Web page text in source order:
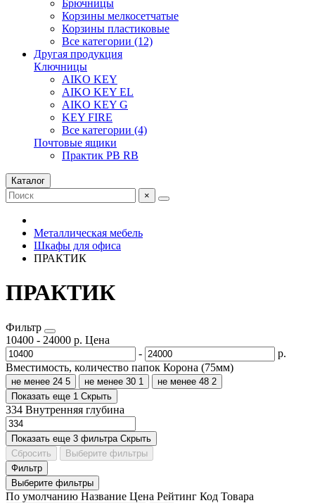
Брючницы
Корзины мелкосетчатые
Корзины пластиковые
Все категории (12)
Другая продукция
Ключницы
AIKO KEY
AIKO KEY EL
AIKO KEY G
KEY FIRE
Все категории (4)
Почтовые ящики
Практик PB RB
Каталог
×
Металлическая мебель
Шкафы для офиса
ПРАКТИК
ПРАКТИК
Фильтр
10400 - 24000 р. Цена
-
р.
Вместимость, количество папок Корона (75мм)
не менее 24 5 не менее 30 1 не менее 48 2
Показать еще 1 Скрыть
334 Внутренняя глубина
Показать еще 3 фильтра Скрыть
Сбросить
Выберите фильтры
Фильтр
Выберите фильтры
По умолчанию Название Цена Рейтинг Код Товара